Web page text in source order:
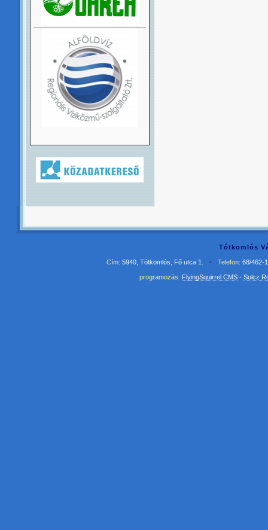
Tótkomlós
Cím: 5940, Tótkomlós, Fő utca 1. • Telefon: 68/462-
programozás: FlyingSquirrel CMS- Sulcz